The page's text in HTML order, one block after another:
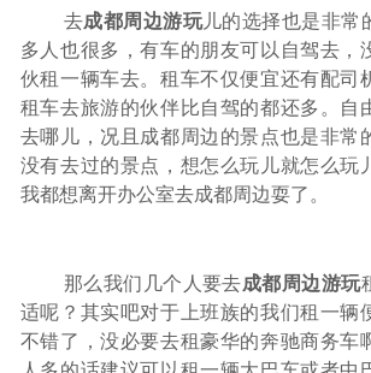
去成都周边游玩儿的选择也是非常
多人也很多，有车的朋友可以自驾去，
伙租一辆车去。租车不仅便宜还有配司
租车去旅游的伙伴比自驾的都还多。自
去哪儿，况且成都周边的景点也是非常
没有去过的景点，想怎么玩儿就怎么玩
我都想离开办公室去成都周边耍了。
那么我们几个人要去成都周边游玩
适呢？其实吧对于上班族的我们租一辆
不错了，没必要去租豪华的奔驰商务车